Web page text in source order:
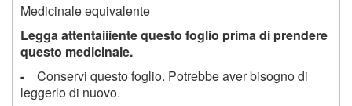
Medicinale equivalente
Legga attentaiiiente questo foglio prima di prendere
questo medicinale.
- Conservi questo foglio. Potrebbe aver bisogno di
leggerlo di nuovo.